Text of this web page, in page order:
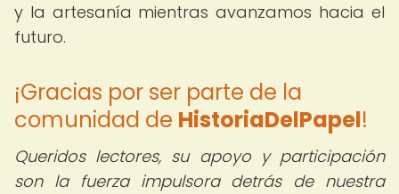
y la artesanía mientras avanzamos hacia el
futuro.
¡Gracias por ser parte de la
comunidad de HistoriaDelPapel!
Queridos lectores, su apoyo y participación
son la fuerza impulsora detrás de nuestra